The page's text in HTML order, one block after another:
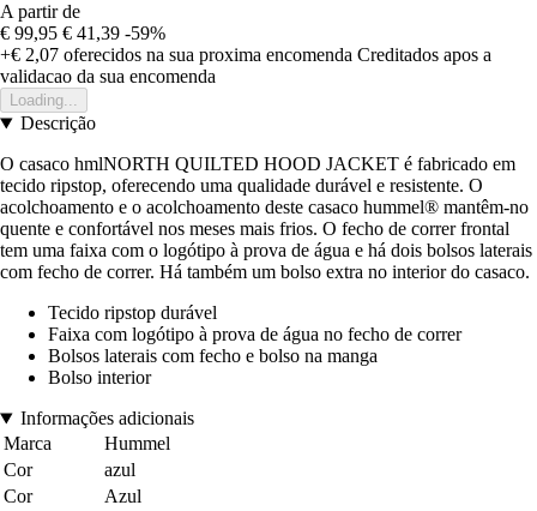
A partir de
€ 99,95 € 41,39 -59%
+€ 2,07 oferecidos na sua proxima encomenda Creditados apos a
validacao da sua encomenda
Loading...
Descrição
O casaco hmlNORTH QUILTED HOOD JACKET é fabricado em
tecido ripstop, oferecendo uma qualidade durável e resistente. O
acolchoamento e o acolchoamento deste casaco hummel® mantêm-no
quente e confortável nos meses mais frios. O fecho de correr frontal
tem uma faixa com o logótipo à prova de água e há dois bolsos laterais
com fecho de correr. Há também um bolso extra no interior do casaco.
Tecido ripstop durável
Faixa com logótipo à prova de água no fecho de correr
Bolsos laterais com fecho e bolso na manga
Bolso interior
Informações adicionais
Marca
Hummel
Cor
azul
Cor
Azul